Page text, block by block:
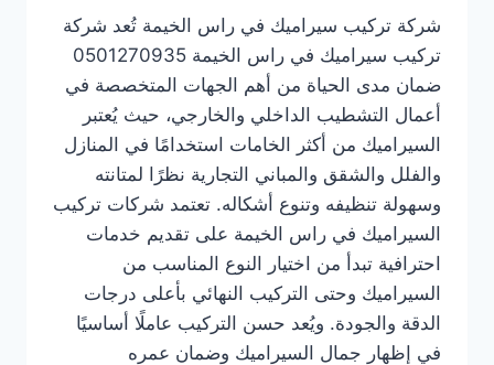
شركة تركيب سيراميك في راس الخيمة تُعد شركة
تركيب سيراميك في راس الخيمة 0501270935
ضمان مدى الحياة من أهم الجهات المتخصصة في
أعمال التشطيب الداخلي والخارجي، حيث يُعتبر
السيراميك من أكثر الخامات استخدامًا في المنازل
والفلل والشقق والمباني التجارية نظرًا لمتانته
وسهولة تنظيفه وتنوع أشكاله. تعتمد شركات تركيب
السيراميك في راس الخيمة على تقديم خدمات
احترافية تبدأ من اختيار النوع المناسب من
السيراميك وحتى التركيب النهائي بأعلى درجات
الدقة والجودة. ويُعد حسن التركيب عاملًا أساسيًا
في إظهار جمال السيراميك وضمان عمره